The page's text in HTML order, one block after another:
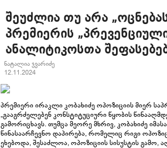
შეუძლია თუ არა
პრემიერის
ანალიტიკოსთა
ნატალია ჯვარიძე
12.11.2024
პრემიერი ირაკლი კობახიძე ოპოზიციის მიერ
„გააგრძელებენ კონსტიტუციური წყობის
გამორიცხავს. თუმცა მეორე მხრივ, კობახიძე
წინასაარჩევნო დაპირება, რომელიც რიგი
ეხებოდა, შესაძლოა, ოპოზიციის სისუსტის გამო,